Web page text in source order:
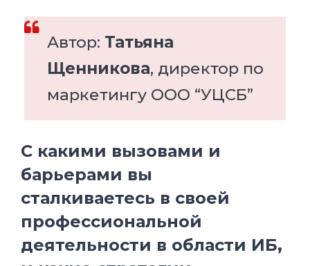
Автор: Татьяна
Щенникова, директор по
маркетингу ООО “УЦСБ”
С какими вызовами и
барьерами вы
сталкиваетесь в своей
профессиональной
деятельности в области ИБ,